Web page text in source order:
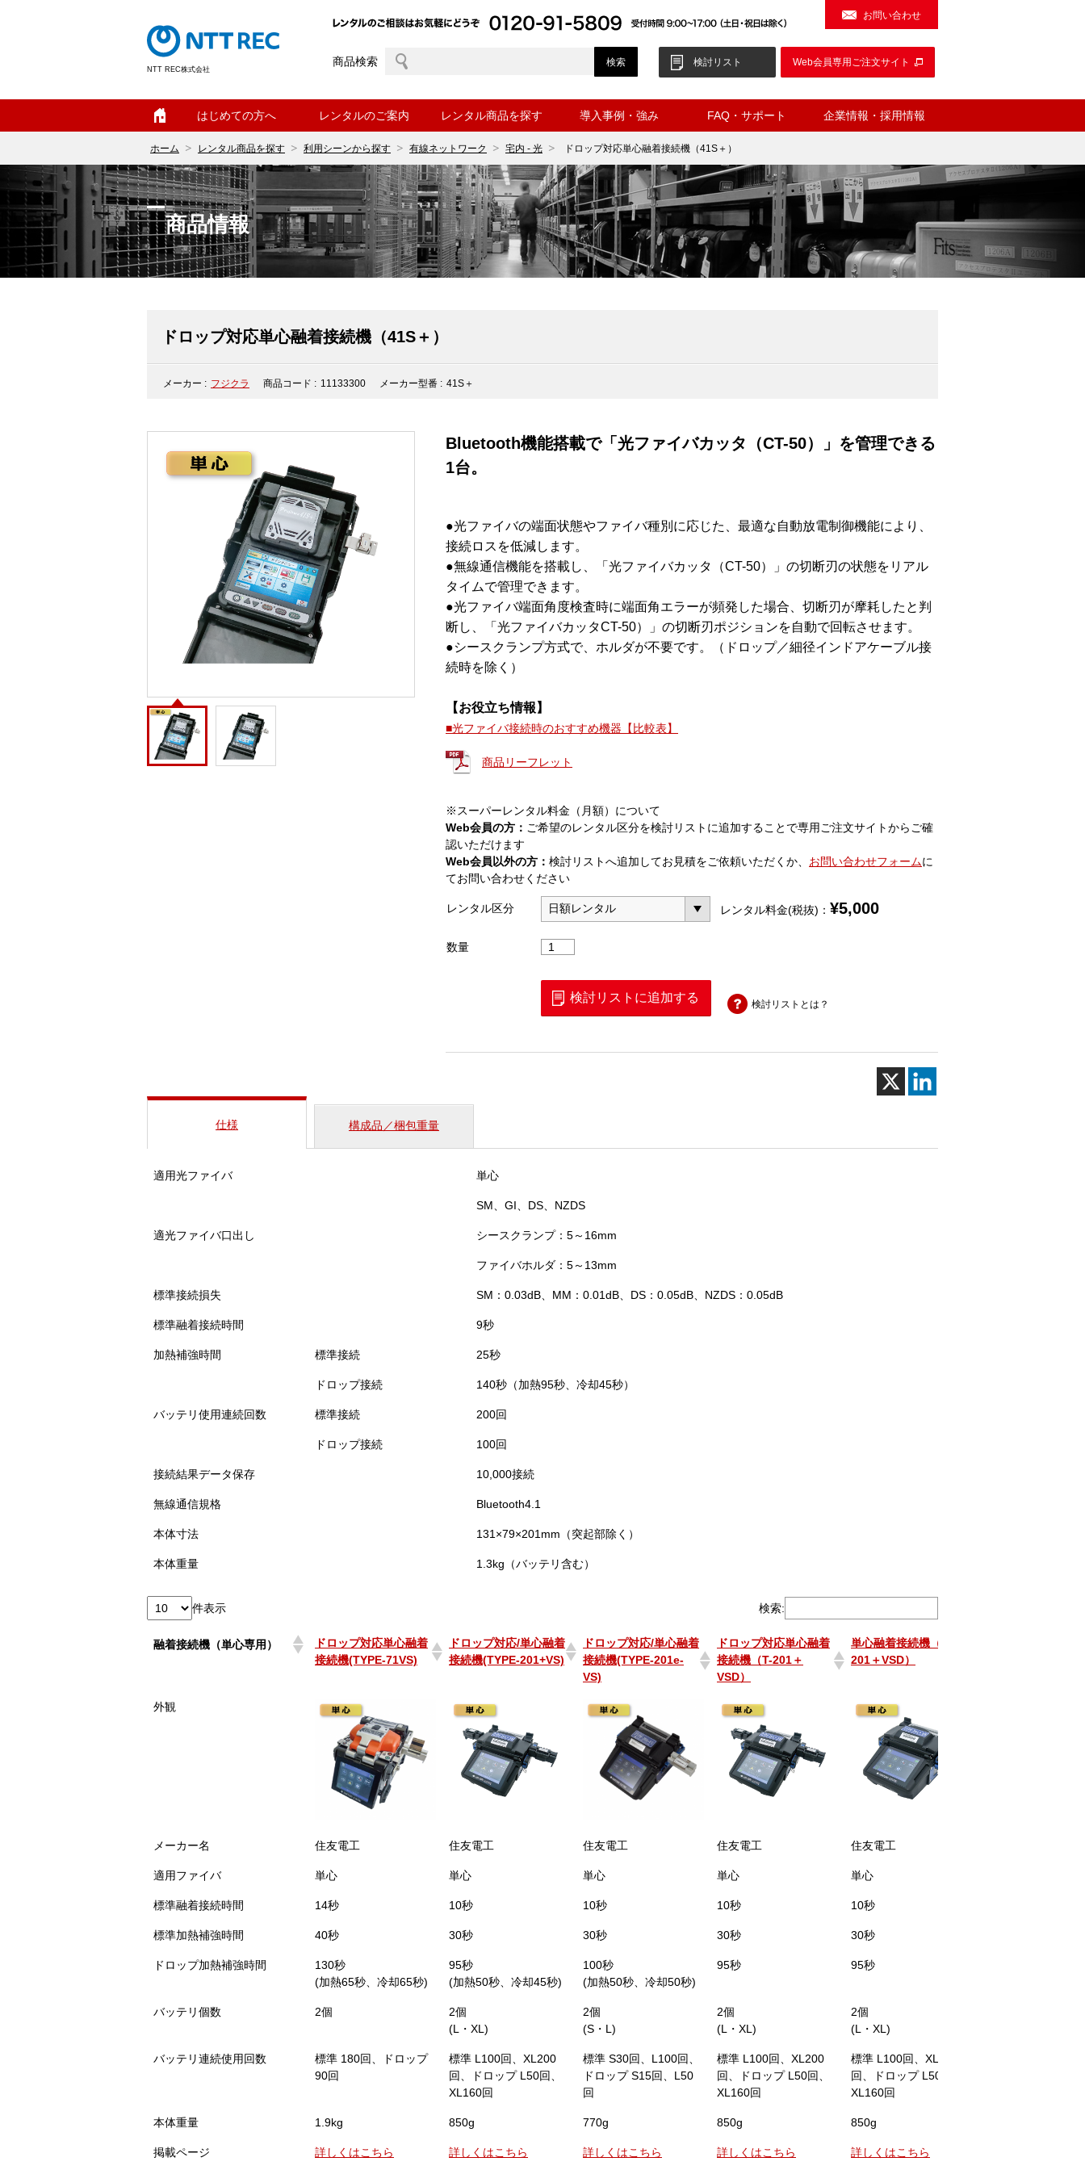
NTT REC株式会社
お問い合わせ
商品検索 検討リスト Web会員専用ご注文サイト
はじめての方へ レンタルのご案内 レンタル商品を探す 導入事例・強み FAQ・サポート 企業情報・採用情報
ホーム レンタル商品を探す 利用シーンから探す 有線ネットワーク 宅内 - 光 ドロップ対応単心融着接続機（41S＋）
商品情報
ドロップ対応単心融着接続機（41S＋）
メーカー : フジクラ 商品コード : 11133300 メーカー型番 : 41S＋
Bluetooth機能搭載で「光ファイバカッタ（CT-50）」を管理できる
1台。
●光ファイバの端面状態やファイバ種別に応じた、最適な自動放電制御機能により、
接続ロスを低減します。
●無線通信機能を搭載し、「光ファイバカッタ（CT-50）」の切断刃の状態をリアル
タイムで管理できます。
●光ファイバ端面角度検査時に端面角エラーが頻発した場合、切断刃が摩耗したと判
断し、「光ファイバカッタCT-50）」の切断刃ポジションを自動で回転させます。
●シースクランプ方式で、ホルダが不要です。（ドロップ／細径インドアケーブル接
続時を除く）
【お役立ち情報】
■光ファイバ接続時のおすすめ機器【比較表】
商品リーフレット
※スーパーレンタル料金（月額）について
Web会員の方： ご希望のレンタル区分を検討リストに追加することで専用ご注文サイトからご確
認いただけます
Web会員以外の方： 検討リストへ追加してお見積をご依頼いただくか、 お問い合わせフォームに
てお問い合わせください
レンタル区分 レンタル料金(税抜)： ¥5,000
数量
ド
ッ
対
機
個
検討リストに追加する 検討リストとは？
仕様 構成品／梱包重量
適用光ファイバ 単心
SM、GI、DS、NZDS
適光ファイバ口出し シースクランプ：5～16mm
ファイバホルダ：5～13mm
標準接続損失 SM：0.03dB、MM：0.01dB、DS：0.05dB、NZDS：0.05dB
標準融着接続時間 9秒
加熱補強時間 標準接続 25秒
ドロップ接続 140秒（加熱95秒、冷却45秒）
バッテリ使用連続回数 標準接続 200回
ドロップ接続 100回
接続結果データ保存 10,000接続
無線通信規格 Bluetooth4.1
本体寸法 131×79×201mm（突起部除く）
本体重量 1.3kg（バッテリ含む）
件表示 検索:
融着接続機（単心専用）
ドロップ対応単心融着
接続機(TYPE-71VS)
ドロップ対応/単心融着
接続機(TYPE-201+VS)
ドロップ対応/単心融着
接続機(TYPE-201e-
VS)
ドロップ対応単心融着
接続機（T-201＋
VSD）
単心融着接続機（T-
201＋VSD）
融着接続機（単心専用）
接続機(TYPE-71VS)
接続機(TYPE-201+VS)
接続機(TYPE-201e-
接続機（T-201＋
VSD）
201＋VSD）
外観
メーカー名 住友電工 住友電工 住友電工 住友電工 住友電工
適用ファイバ 単心 単心 単心 単心 単心
標準融着接続時間 14秒 10秒 10秒 10秒 10秒
標準加熱補強時間 40秒 30秒 30秒 30秒 30秒
ドロップ加熱補強時間
130秒
(加熱65秒、冷却65秒)
95秒
(加熱50秒、冷却45秒)
100秒
(加熱50秒、冷却50秒)
95秒 95秒
バッテリ個数 2個
2個
(L・XL)
2個
(S・L)
2個
(L・XL)
2個
(L・XL)
バッテリ連続使用回数
標準 180回、ドロップ
90回
標準 L100回、XL200
回、ドロップ L50回、
XL160回
標準 S30回、L100回、
ドロップ S15回、L50
回
標準 L100回、XL200
回、ドロップ L50回、
XL160回
標準 L100回、XL200
回、ドロップ L50回、
XL160回
本体重量 1.9kg 850g 770g 850g 850g
掲載ページ 詳しくはこちら 詳しくはこちら 詳しくはこちら 詳しくはこちら 詳しくはこちら